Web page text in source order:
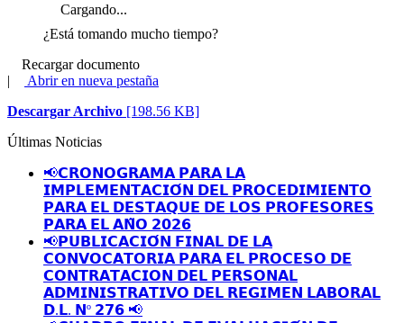
Cargando...
¿Está tomando mucho tiempo?
Recargar documento
|
Abrir en nueva pestaña
Descargar Archivo [198.56 KB]
Últimas Noticias
📢𝗖𝗥𝗢𝗡𝗢𝗚𝗥𝗔𝗠𝗔 𝗣𝗔𝗥𝗔 𝗟𝗔
𝗜𝗠𝗣𝗟𝗘𝗠𝗘𝗡𝗧𝗔𝗖𝗜𝗢́𝗡 𝗗𝗘𝗟 𝗣𝗥𝗢𝗖𝗘𝗗𝗜𝗠𝗜𝗘𝗡𝗧𝗢
𝗣𝗔𝗥𝗔 𝗘𝗟 𝗗𝗘𝗦𝗧𝗔𝗤𝗨𝗘 𝗗𝗘 𝗟𝗢𝗦 𝗣𝗥𝗢𝗙𝗘𝗦𝗢𝗥𝗘𝗦
𝗣𝗔𝗥𝗔 𝗘𝗟 𝗔𝗡̃𝗢 𝟮𝟬𝟮𝟲
📢𝗣𝗨𝗕𝗟𝗜𝗖𝗔𝗖𝗜𝗢́𝗡 𝗙𝗜𝗡𝗔𝗟 𝗗𝗘 𝗟𝗔
𝗖𝗢𝗡𝗩𝗢𝗖𝗔𝗧𝗢𝗥𝗜𝗔 𝗣𝗔𝗥𝗔 𝗘𝗟 𝗣𝗥𝗢𝗖𝗘𝗦𝗢 𝗗𝗘
𝗖𝗢𝗡𝗧𝗥𝗔𝗧𝗔𝗖𝗜𝗢𝗡 𝗗𝗘𝗟 𝗣𝗘𝗥𝗦𝗢𝗡𝗔𝗟
𝗔𝗗𝗠𝗜𝗡𝗜𝗦𝗧𝗥𝗔𝗧𝗜𝗩𝗢 𝗗𝗘𝗟 𝗥𝗘𝗚𝗜𝗠𝗘𝗡 𝗟𝗔𝗕𝗢𝗥𝗔𝗟
𝗗.𝗟. 𝗡º 𝟮𝟳𝟲 📢